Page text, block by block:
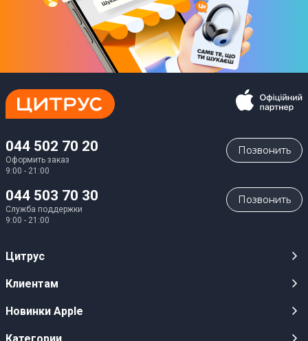
044 502 70 20
Оформить заказ
9:00 - 21:00
Позвонить
044 503 70 30
Служба поддержки
9:00 - 21:00
Позвонить
Цитрус
Карьера
Клиентам
Публичные оферты
Новинки Apple
iPhone 17
Категории